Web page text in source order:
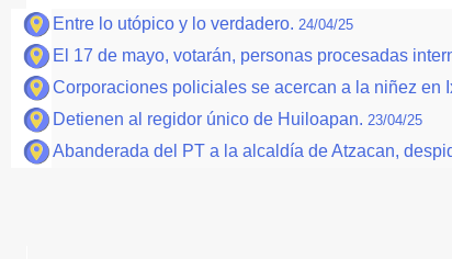
Entre lo utópico y lo verdadero. 24/04/25
El 17 de mayo, votarán, personas procesadas
Corporaciones policiales se acercan a la niñez en
Detienen al regidor único de Huiloapan. 23/04/25
Abanderada del PT a la alcaldía de Atzacan,